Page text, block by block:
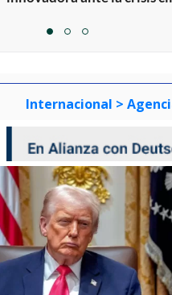
itemitemitem
Internacional >